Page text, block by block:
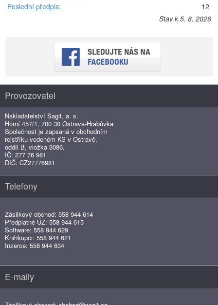
Poslední předpis:
12
Stav k 5. 8. 2026
Provozovatel
Nakladatelství Sagit, a. s.
Horní 457/1, 700 30 Ostrava-Hrabůvka
Společnost je zapsaná v obchodním
rejstříku vedeném KS v Ostravě,
oddíl B, vložka 3086.
IČ: 277 76 981
DIČ: CZ27776981
Telefony
Zásilkový obchod: 558 944 614
Předplatné ÚZ: 558 944 615
Software: 558 944 629
Knihkupci: 558 944 621
Inzerce: 558 944 634
E-maily